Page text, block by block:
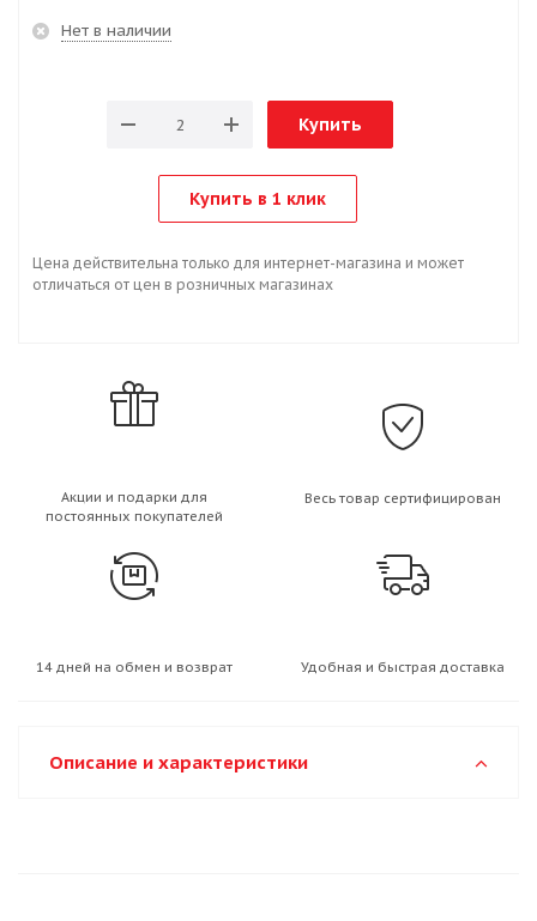
Нет в наличии
Купить
Купить в 1 клик
Цена действительна только для интернет-магазина и может
отличаться от цен в розничных магазинах
Акции и подарки для
постоянных покупателей
Весь товар сертифицирован
14 дней на обмен и возврат Удобная и быстрая доставка
Описание и характеристики